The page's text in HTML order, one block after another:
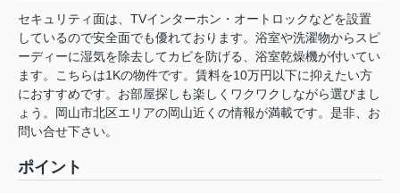
セキュリティ面は、TVインターホン・オートロックなどを設置
しているので安全面でも優れております。浴室や洗濯物からスピ
ーディーに湿気を除去してカビを防げる、浴室乾燥機が付いてい
ます。こちらは1Kの物件です。賃料を10万円以下に抑えたい方
におすすめです。お部屋探しも楽しくワクワクしながら選びまし
ょう。岡山市北区エリアの岡山近くの情報が満載です。是非、お
問い合せ下さい。
ポイント